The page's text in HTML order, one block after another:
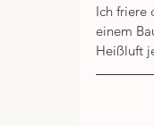
Ich friere
einem
Heißluft